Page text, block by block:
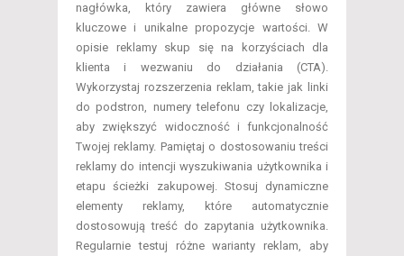
nagłówka, który zawiera główne słowo
kluczowe i unikalne propozycje wartości. W
opisie reklamy skup się na korzyściach dla
klienta i wezwaniu do działania (CTA).
Wykorzystaj rozszerzenia reklam, takie jak linki
do podstron, numery telefonu czy lokalizacje,
aby zwiększyć widoczność i funkcjonalność
Twojej reklamy. Pamiętaj o dostosowaniu treści
reklamy do intencji wyszukiwania użytkownika i
etapu ścieżki zakupowej. Stosuj dynamiczne
elementy reklamy, które automatycznie
dostosowują treść do zapytania użytkownika.
Regularnie testuj różne warianty reklam, aby